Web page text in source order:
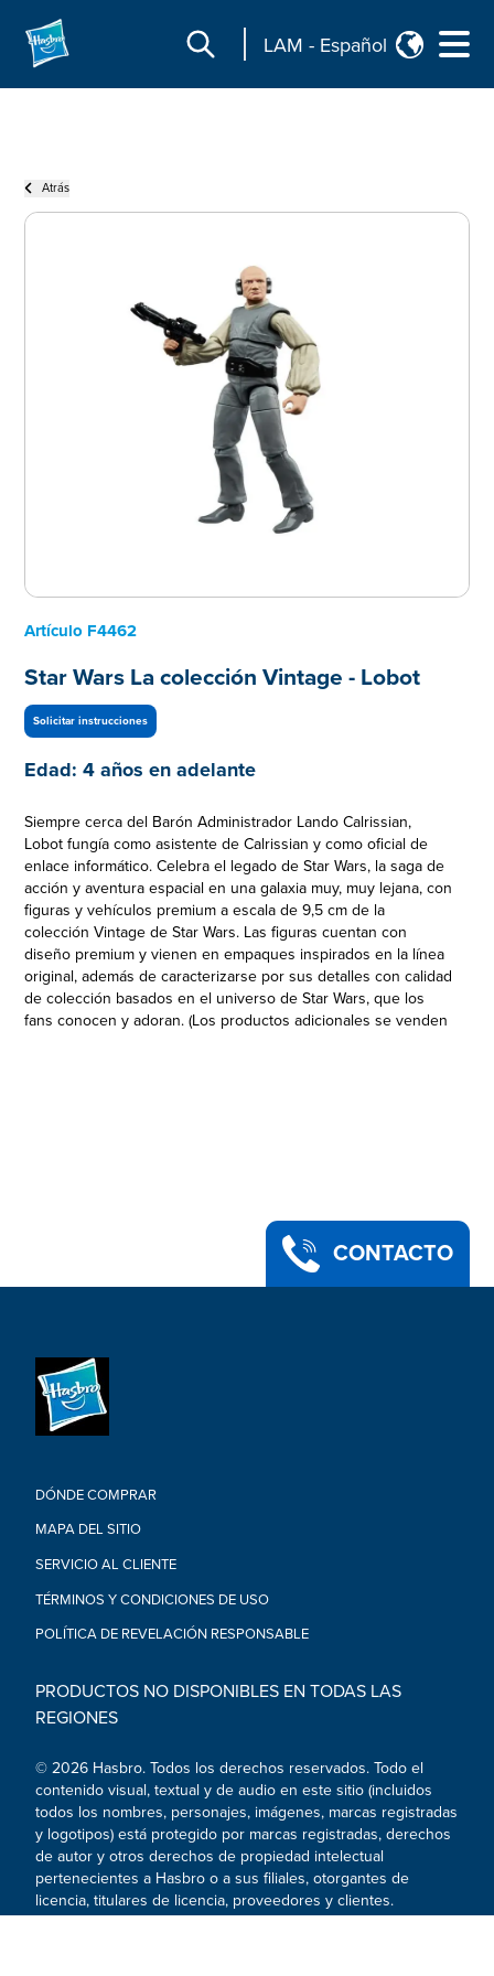
LAM - Español
Atrás
Artículo F4462
Star Wars La colección Vintage - Lobot
Solicitar instrucciones
Edad: 4 años en adelante
Siempre cerca del Barón Administrador Lando Calrissian,
Lobot fungía como asistente de Calrissian y como oficial de
enlace informático. Celebra el legado de Star Wars, la saga de
acción y aventura espacial en una galaxia muy, muy lejana, con
figuras y vehículos premium a escala de 9,5 cm de la
colección Vintage de Star Wars. Las figuras cuentan con
diseño premium y vienen en empaques inspirados en la línea
original, además de caracterizarse por sus detalles con calidad
de colección basados en el universo de Star Wars, que los
fans conocen y adoran. (Los productos adicionales se venden
LOBOT: Siempre cerca del Barón Administrador Lando
Calrissian, Lobot fungía como asistente de Calrissian y como
•EMPAQUE CON DISEÑO CLÁSICO: Las figuras y vehículos
•FIGURA CLÁSICA DE STAR WARS: Esta figura de Lobot
inspirada en el personaje de Star Wars: El Imperio contraataca,
es un regalo fantástico para todo coleccionista o fan de Star
Wars a partir de 4 años
EL IMPERIO CONTRAATACA: Esta figura de acción Star Wars
The Black Series incluye 1 accesorio inspirado en el personaje
que hace de la figura una adición extraordinaria a toda
•DISEÑO Y ARTICULACIÓN PREMIUM: Con su cabeza, piernas
y brazos articulados, la figura de Lobot de Star Wars es
acción y vehículos
ADVERTENCIA: PELIGRO DE ASFIXIA. Piezas pequeñas. No es
•Incluye: figura y accesorio.
CONTACTO
DÓNDE COMPRAR
MAPA DEL SITIO
SERVICIO AL CLIENTE
TÉRMINOS Y CONDICIONES DE USO
POLÍTICA DE REVELACIÓN RESPONSABLE
PRODUCTOS NO DISPONIBLES EN TODAS LAS
REGIONES
© 2026 Hasbro. Todos los derechos reservados. Todo el
contenido visual, textual y de audio en este sitio (incluidos
todos los nombres, personajes, imágenes, marcas registradas
y logotipos) está protegido por marcas registradas, derechos
de autor y otros derechos de propiedad intelectual
pertenecientes a Hasbro o a sus filiales, otorgantes de
licencia, titulares de licencia, proveedores y clientes.